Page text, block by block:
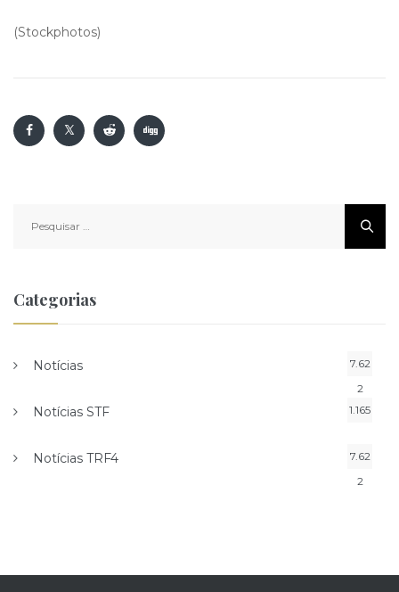
(Stockphotos)
por:
Categorias
Notícias
7.62
2
Notícias STF 1.165
Notícias TRF4
7.62
2